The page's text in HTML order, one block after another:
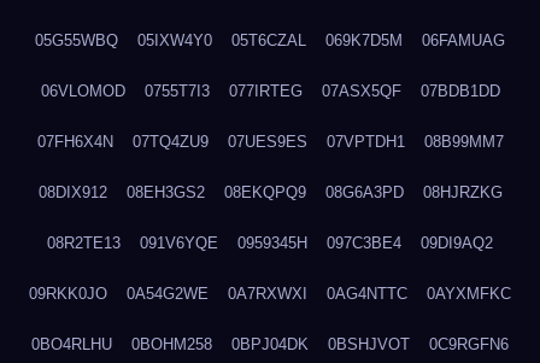
05G55WBQ 05IXW4Y0 05T6CZAL 069K7D5M 06FAMUAG
06VLOMOD 0755T7I3 077IRTEG 07ASX5QF 07BDB1DD
07FH6X4N 07TQ4ZU9 07UES9ES 07VPTDH1 08B99MM7
08DIX912 08EH3GS2 08EKQPQ9 08G6A3PD 08HJRZKG
08R2TE13 091V6YQE 0959345H 097C3BE4 09DI9AQ2
09RKK0JO 0A54G2WE 0A7RXWXI 0AG4NTTC 0AYXMFKC
0BO4RLHU 0BOHM258 0BPJ04DK 0BSHJVOT 0C9RGFN6